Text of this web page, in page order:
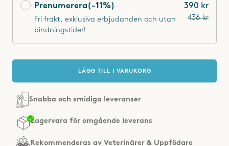
Prenumerera(-11%)
Fri frakt, exklusiva erbjudanden och utan
bindningstider!
390 kr
436 kr
LÄGG TILL I VARUKORG
Snabba och smidiga leveranser
Rekommenderas av Veterinärer & Uppfödare